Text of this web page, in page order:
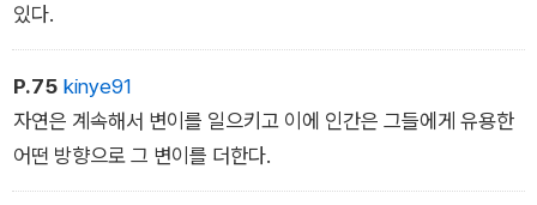
있다.
P.75 kinye91
자연은 계속해서 변이를 일으키고 이에 인간은 그들에게 유용한
어떤 방향으로 그 변이를 더한다.